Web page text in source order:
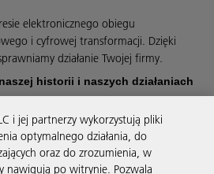
elektronicznego obiegu
i cyfrowej transformacji. Dzięki
działanie Twojej firmy.
historii i naszych działaniach
i jej partnerzy wykorzystują pliki
optymalnego działania, do
oraz do zrozumienia, w
nawigują po witrynie. Pozwala